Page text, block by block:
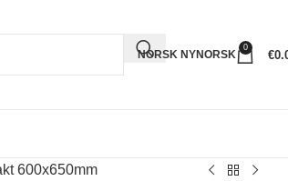
NORSK NYNORSK
0
€
600x650mm